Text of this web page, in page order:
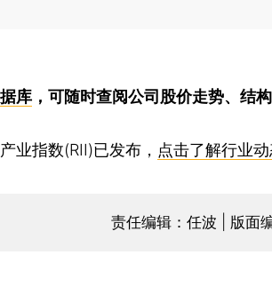
库 ，可随时查阅公司股价走势、结
指数(RII)已发布， 点击了解行业
责任编辑：任波 | 版面